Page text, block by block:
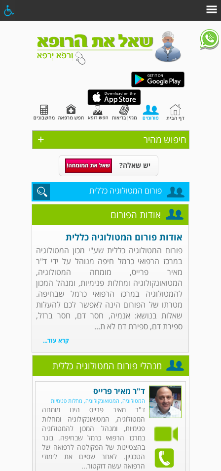
+ חיפוש מהיר
יש שאלה?
פורום המטולוגיה כללית
אודות הפורום
אודות פורום המטולוגיה כללית
פורום המטולוגיה כללית שע"י מכון המטולוגיה
במרכז הרפואי כרמל חיפה מנוהל על ידי ד"ר
מאיר פרייס, מומחה המטולוגיה,
המטואונקולוגיה ומחלות פנימיות, ומנהל המכון
להמטולוגיה במרכז הרפואי כרמל שבחיפה.
מטרתו של הפורום הינה לאפשר לכם להעלות
שאלות בנושא: אנמיה, חסר דם, חסר ברזל,
ספירת דם, ספירת דם לא ת...
קרא עוד...
מנהלי פורום המטולוגיה כללית
ד"ר מאיר פרייס
המטולוגיה, המטואונקולוגיה, מחלות פנימיות
ד"ר מאיר פרייס הינו מומחה
המטולוגיה, המטואונקולוגיה ומחלות
פנימיות, ומנהל המכון להמטולוגיה
במרכז הרפואי כרמל שבחיפה. בוגר
בהצטיינות של הפקולטה לרפואה של
הטכניון. לאחר שסיים את לימודי
הרפואה עשה דוקטור...